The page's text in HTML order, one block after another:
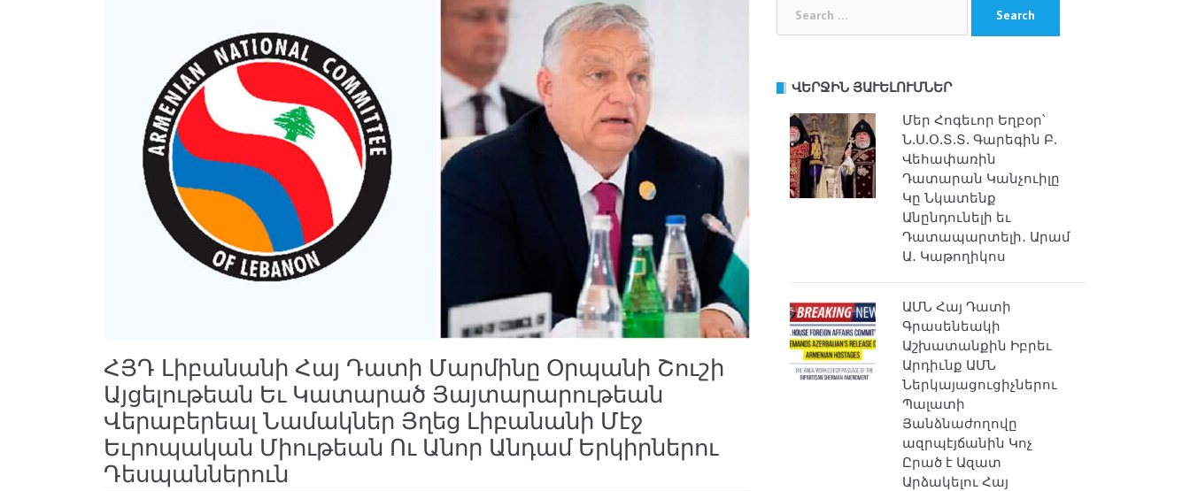
ՀՅԴ Լիբանանի Հայ Դատի Մարմինը Օրպանի Շուշի
Այցելութեան Եւ Կատարած Յայտարարութեան
Վերաբերեալ Նամակներ Յղեց Լիբանանի Մէջ
Եւրոպական Միութեան Ու Անոր Անդամ Երկիրներու
Դեսպաններուն
ՎԵՐՋԻՆ ՅԱՒԵԼՈՒՄՆԵՐ
Մեր Հոգեւոր Եղբօր՝
Ն.Ս.Օ.Տ.Տ. Գարեգին Բ.
Վեհափառին
Դատարան Կանչուիլը
Կը Նկատենք
Անընդունելի եւ
Դատապարտելի․ Արամ
Ա․ Կաթողիկոս
ԱՄՆ Հայ Դատի
Գրասենեակի
Աշխատանքին Իբրեւ
Արդիւնք ԱՄՆ
Ներկայացուցիչներու
Պալատի
Յանձնաժողովը
ազրպէյճանին Կոչ
Ըրած է Ազատ
Արձակելու Հայ